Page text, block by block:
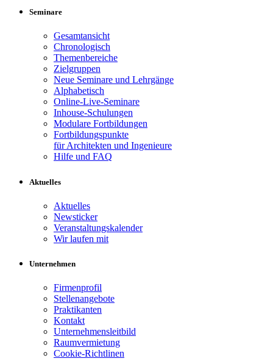
Seminare
Gesamtansicht
Chronologisch
Themenbereiche
Zielgruppen
Neue Seminare und Lehrgänge
Alphabetisch
Online-Live-Seminare
Inhouse-Schulungen
Modulare Fortbildungen
Fortbildungspunkte
für Architekten und Ingenieure
Hilfe und FAQ
Aktuelles
Aktuelles
Newsticker
Veranstaltungskalender
Wir laufen mit
Unternehmen
Firmenprofil
Stellenangebote
Praktikanten
Kontakt
Unternehmensleitbild
Raumvermietung
Cookie-Richtlinen